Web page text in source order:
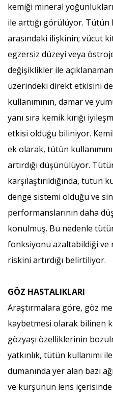
kemiği mineral
ile arttığı görülüyor. Tütün
arasındaki ilişkinin; vücut
egzersiz düzeyi veya
değişiklikler ile
üzerindeki direkt etkisini
kullanımının, damar ve
yanı sıra kemik kırığı
etkisi olduğu biliniyor. Kemik
ek olarak, tütün
artırdığı düşünülüyor.
karşılaştırıldığında, tütün
denge sistemi olduğu ve
performanslarının daha
konulmuş. Bu nedenle
fonksiyonu azaltabildiği ve
riskini artırdığı belirtiliyor.
GÖZ HASTALIKLARI
Araştırmalara göre, göz
kaybetmesi olarak bilinen
gözyaşı özelliklerinin
yatkınlık, tütün kullanımı
dumanında yer alan bazı
ve kurşunun lens